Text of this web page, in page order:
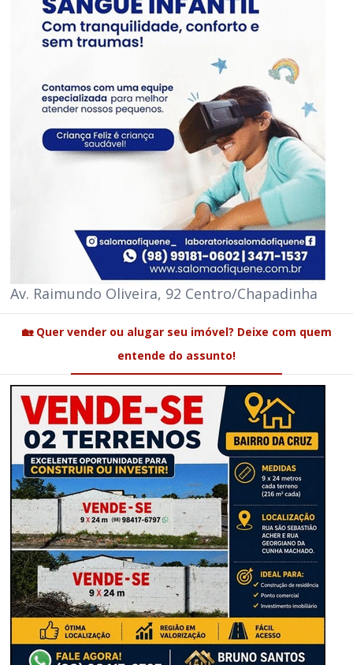
Av. Raimundo Oliveira, 92 Centro/Chapadinha
🏡 Quer vender ou alugar seu imóvel? Deixe com quem
entende do assunto!